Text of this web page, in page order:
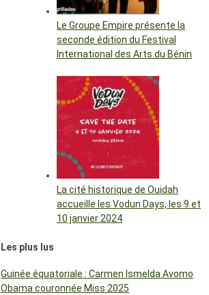
Le Groupe Empire présente la
seconde édition du Festival
International des Arts du Bénin
La cité historique de Ouidah
accueille les Vodun Days, les 9 et
10 janvier 2024
Les plus lus
Guinée équatoriale : Carmen Ismelda Avomo
Obama couronnée Miss 2025